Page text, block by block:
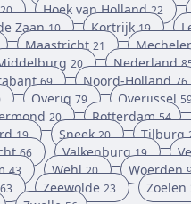
20 Hoek van Holland 22
Zaan 10 Kortrijk 19
Maastricht 21
20 Nederland
69 Noord-Holland 76
Overig 79 Overijssel
20 Rotterdam 54
19 Sneek 20 Tilburg
66 Valkenburg 19
43 Wehl 20 Woerden
63 Zeewolde 23 Zoelen